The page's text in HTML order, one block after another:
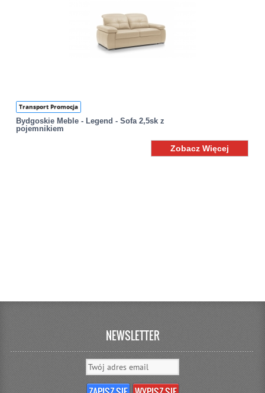
Transport Promocja
Bydgoskie Meble - Legend - Sofa 2,5sk z
pojemnikiem
Zobacz Więcej
NEWSLETTER